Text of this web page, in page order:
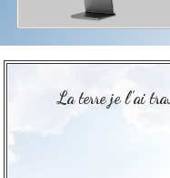
La terre je l’ai